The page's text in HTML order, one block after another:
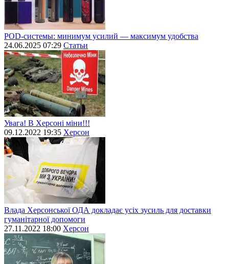
POD-системы: минимум усилий — максимум удобства
24.06.2025 07:29 Статьи
Увага! В Херсоні міни!!!
09.12.2022 19:35 Херсон
Влада Херсонської ОДА докладає усіх зусиль для доставки
гуманітарної допомоги
27.11.2022 18:00 Херсон